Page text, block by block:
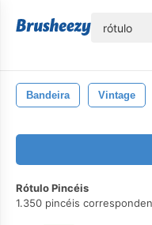
Bandeira Vintage
Rótulo Pincéis
1.350 pincéis